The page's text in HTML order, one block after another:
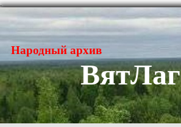
.
Народный архив
ВятЛаг